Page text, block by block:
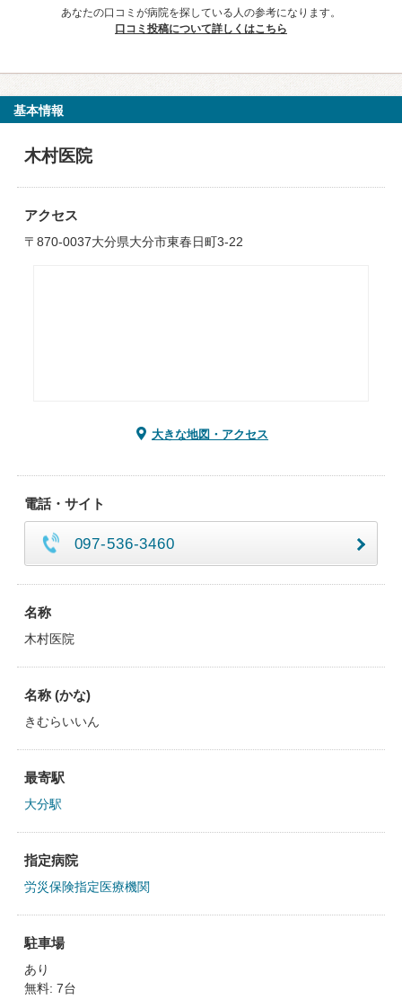
あなたの口コミが病院を探している人の参考になります。
口コミ投稿について詳しくはこちら
基本情報
木村医院
アクセス
〒870-0037大分県大分市東春日町3-22
大きな地図・アクセス
電話・サイト
097-536-3460
名称
木村医院
名称 (かな)
きむらいいん
最寄駅
大分駅
指定病院
労災保険指定医療機関
駐車場
あり
無料: 7台